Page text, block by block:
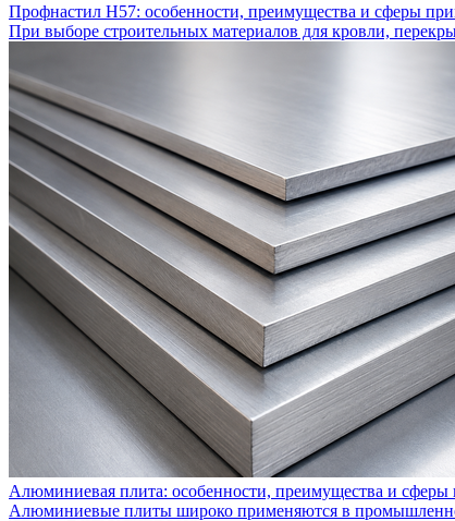
Профнастил Н57: особенности, преимущества и сферы
При выборе строительных материалов для кровли,
Алюминиевая плита: особенности, преимущества и сферы
Алюминиевые плиты широко применяются в